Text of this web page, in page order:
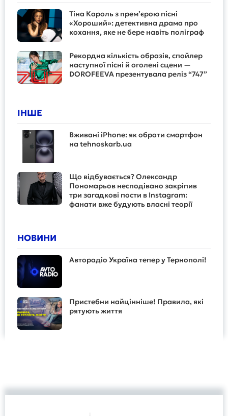
Тіна Кароль з прем’єрою пісні
«Хороший»: детективна драма про
кохання, яке не бере навіть поліграф
Рекордна кількість образів, спойлер
наступної пісні й оголені сцени —
DOROFEEVA презентувала реліз “747”
ІНШЕ
Вживані iPhone: як обрати смартфон
на tehnoskarb.ua
Що відбувається? Олександр
Пономарьов несподівано закріпив
три загадкові пости в Instagram:
фанати вже будують власні теорії
НОВИНИ
Авторадіо Україна тепер у Тернополі!
Пристебни найцінніше! Правила, які
рятують життя